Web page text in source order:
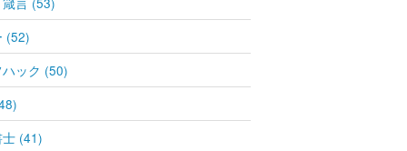
(52)
ック (50)
(41)